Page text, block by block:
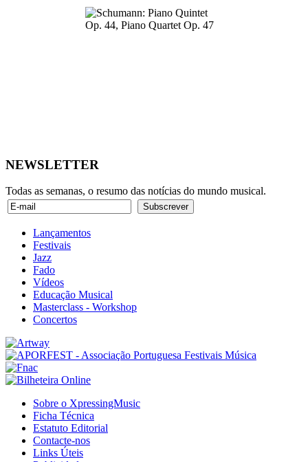
NEWSLETTER
Todas as semanas, o resumo das notícias do mundo musical.
Lançamentos
Festivais
Jazz
Fado
Vídeos
Educação Musical
Masterclass - Workshop
Concertos
Sobre o XpressingMusic
Ficha Técnica
Estatuto Editorial
Contacte-nos
Links Úteis